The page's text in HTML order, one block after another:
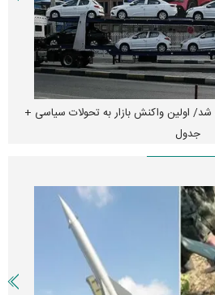
شد/ اولین واکنش بازار به تحولات سیاسی +
جدول